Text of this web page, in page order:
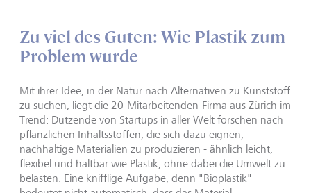
Zu viel des Guten: Wie Plastik zum
Problem wurde
Mit ihrer Idee, in der Natur nach Alternativen zu Kunststoff
zu suchen, liegt die 20-Mitarbeitenden-Firma aus Zürich im
Trend: Dutzende von Startups in aller Welt forschen nach
pflanzlichen Inhaltsstoffen, die sich dazu eignen,
nachhaltige Materialien zu produzieren - ähnlich leicht,
flexibel und haltbar wie Plastik, ohne dabei die Umwelt zu
belasten. Eine knifflige Aufgabe, denn "Bioplastik"